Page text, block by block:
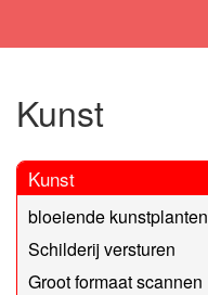
Kunst
Kunst
bloeiende kunstplanten
Schilderij versturen
Groot formaat scannen